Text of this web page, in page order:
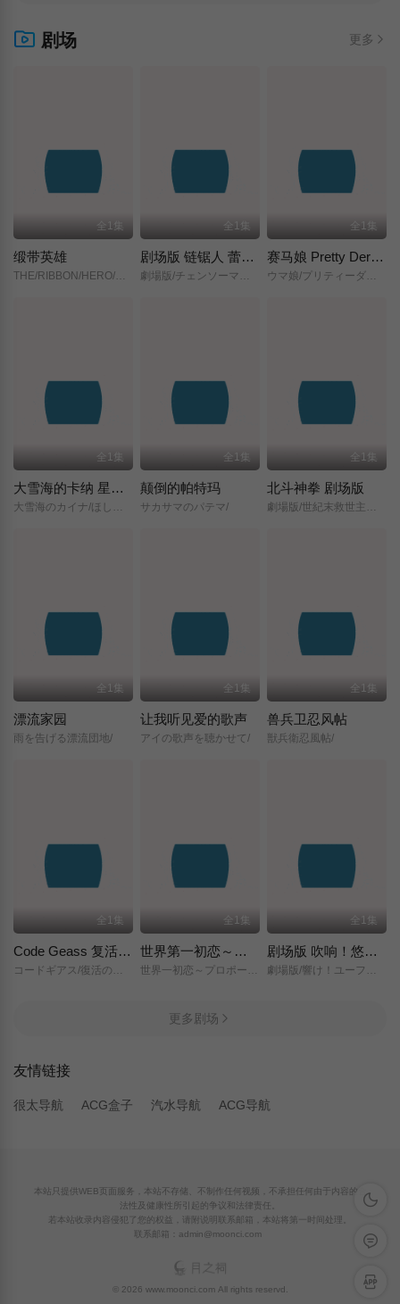
剧场 更多
全1集
缎带英雄
全1集
剧场版 链锯人 蕾塞篇(正式版)
全1集
赛马娘 Pretty Derby 新时代之门
全1集
大雪海的卡纳 星之贤者
大雪海のカイナ/ほしのけんじゃ/
全1集
颠倒的帕特玛
サカサマのパテマ/
全1集
北斗神拳 剧场版
劇場版/世紀末救世主伝説/北斗の拳/
全1集
漂流家园
雨を告げる漂流団地/
全1集
让我听见爱的歌声
アイの歌声を聴かせて/
全1集
兽兵卫忍风帖
獣兵衛忍風帖/
全1集
Code Geass 复活的鲁路修
全1集
世界第一初恋～求婚篇～
全1集
剧场版 吹响！悠风号～想要传达的旋律～
更多剧场
友情链接
很太导航 ACG盒子 汽水导航 ACG导航
深色模
留言反
APP下
本站只提供WEB页面服务，本站不存储、不制作任何视频，不承担任何由于内容的合
法性及健康性所引起的争议和法律责任。
若本站收录内容侵犯了您的权益，请附说明联系邮箱，本站将第一时间处理。
联系邮箱：admin@moonci.com
© 2026 www.moonci.com All rights reservd.